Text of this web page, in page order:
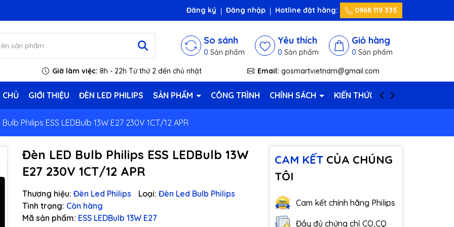
Đăng ký Đăng nhập Hotline đặt hàng: 0968 119 335
So sánh
0 Sản phẩm
Yêu thích
0 Sản phẩm
Giỏ hàng
0 Sản phẩm
Giờ làm việc: 8h - 22h Từ thứ 2 đến chủ nhật Email: gosmartvietnam@gmail.com
GIỚI THIỆU ĐÈN LED PHILIPS SẢN PHẨM CÔNG TRÌNH CHÍNH SÁCH KIẾN THỨC HAY
Philips ESS LEDBulb 13W E27 230V 1CT/12 APR
Đèn LED Bulb Philips ESS LEDBulb 13W
E27 230V 1CT/12 APR
Thương hiệu: Đèn Led Philips Loại: Đèn Led Bulb Philips
Tình trạng: Còn hàng
Mã sản phẩm: ESS LEDBulb 13W E27
CAM KẾTCỦA CHÚNG
TÔI
Cam kết chính hãng Philips
Đầy đủ chứng chỉ CO,CQ